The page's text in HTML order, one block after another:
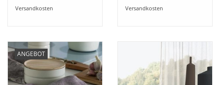
Versandkosten
Versandkosten
ANGEBOT